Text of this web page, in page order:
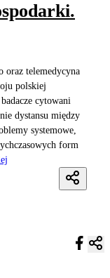
oraz telemedycyna
polskiej
cytowani
dystansu między
systemowe,
form